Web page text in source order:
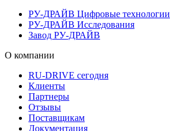
РУ-ДРАЙВ Цифровые технологии
РУ-ДРАЙВ Исследования
Завод РУ-ДРАЙВ
О компании
RU-DRIVE сегодня
Клиенты
Партнеры
Отзывы
Поставщикам
Документация